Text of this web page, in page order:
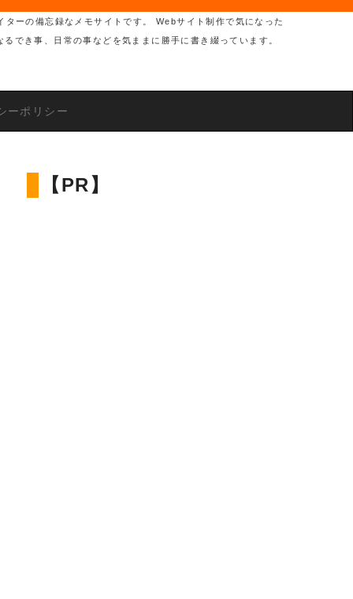
ーの備忘録なメモサイトです。 Webサイト制作で気になった
でき事、日常の事などを気ままに勝手に書き綴っています。
ーポリシー
【PR】